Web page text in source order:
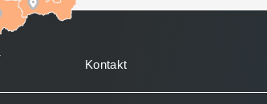
Kontakt